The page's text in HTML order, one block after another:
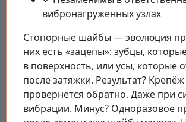
вибронагруженных узлах
Стопорные шайбы — эволюция
них есть «зацепы»: зубцы,
в поверхность, или усы, которые
после затяжки. Результат?
провернётся обратно. Даже при
вибрации. Минус? Одноразовое